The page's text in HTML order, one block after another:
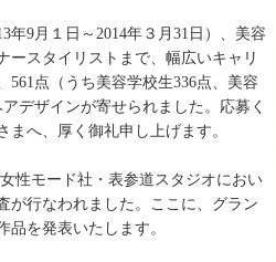
年9月１日～2014年３月31日）、美容
ースタイリストまで、幅広いキャリ
561点（うち美容学校生336点、美容
デザインが寄せられました。応募く
まへ、厚く御礼申し上げます。
性モード社・表参道スタジオにおい
が行なわれました。ここに、グラン
品を発表いたします。